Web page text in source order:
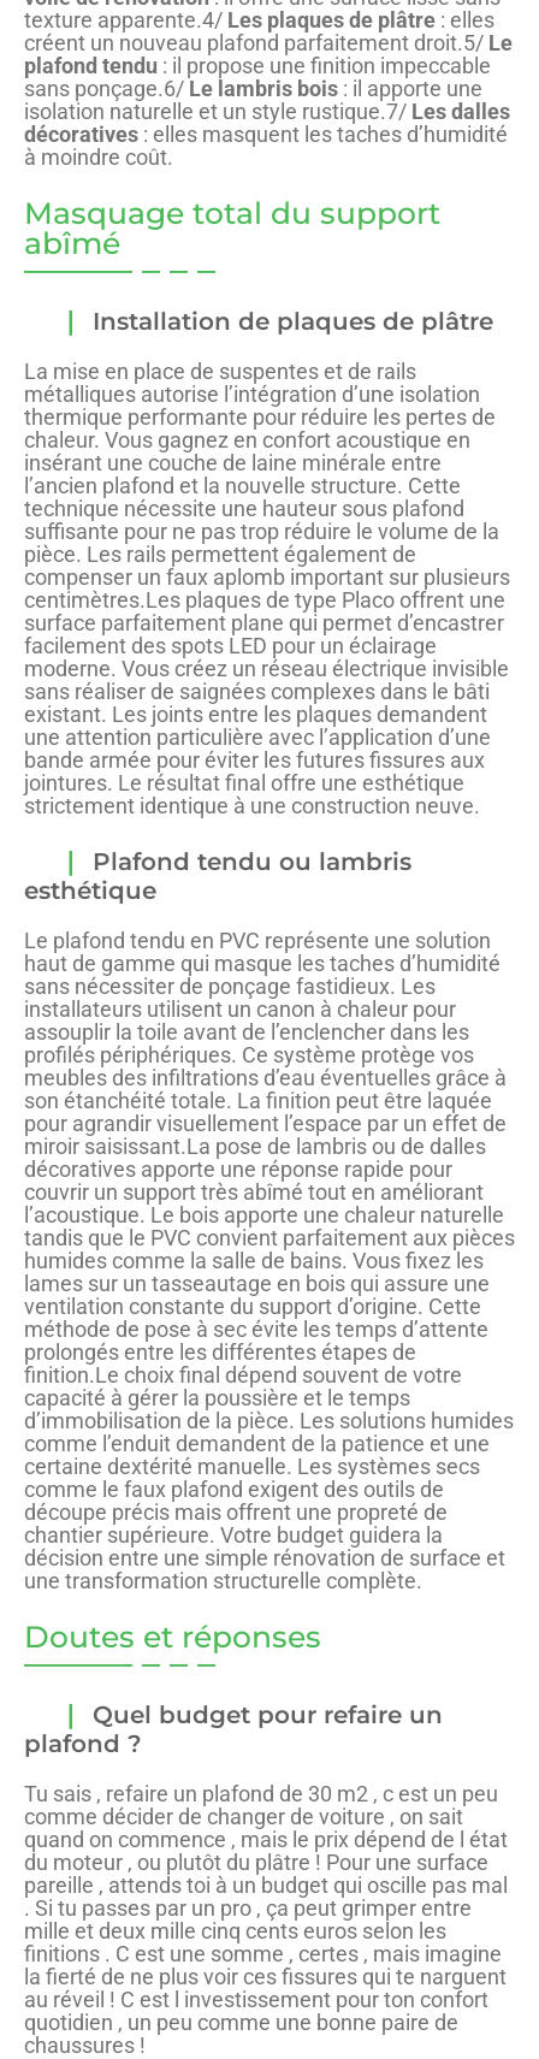
texture apparente.4/ Les plaques de plâtre : elles
créent un nouveau plafond parfaitement droit.5/ Le
plafond tendu : il propose une finition impeccable
sans ponçage.6/ Le lambris bois : il apporte une
isolation naturelle et un style rustique.7/ Les dalles
décoratives : elles masquent les taches d’humidité
à moindre coût.
Masquage total du support
abîmé
Installation de plaques de plâtre
La mise en place de suspentes et de rails
métalliques autorise l’intégration d’une isolation
thermique performante pour réduire les pertes de
chaleur. Vous gagnez en confort acoustique en
insérant une couche de laine minérale entre
l’ancien plafond et la nouvelle structure. Cette
technique nécessite une hauteur sous plafond
suffisante pour ne pas trop réduire le volume de la
pièce. Les rails permettent également de
compenser un faux aplomb important sur plusieurs
centimètres.Les plaques de type Placo offrent une
surface parfaitement plane qui permet d’encastrer
facilement des spots LED pour un éclairage
moderne. Vous créez un réseau électrique invisible
sans réaliser de saignées complexes dans le bâti
existant. Les joints entre les plaques demandent
une attention particulière avec l’application d’une
bande armée pour éviter les futures fissures aux
jointures. Le résultat final offre une esthétique
strictement identique à une construction neuve.
Plafond tendu ou lambris
esthétique
Le plafond tendu en PVC représente une solution
haut de gamme qui masque les taches d’humidité
sans nécessiter de ponçage fastidieux. Les
installateurs utilisent un canon à chaleur pour
assouplir la toile avant de l’enclencher dans les
profilés périphériques. Ce système protège vos
meubles des infiltrations d’eau éventuelles grâce à
son étanchéité totale. La finition peut être laquée
pour agrandir visuellement l’espace par un effet de
miroir saisissant.La pose de lambris ou de dalles
décoratives apporte une réponse rapide pour
couvrir un support très abîmé tout en améliorant
l’acoustique. Le bois apporte une chaleur naturelle
tandis que le PVC convient parfaitement aux pièces
humides comme la salle de bains. Vous fixez les
lames sur un tasseautage en bois qui assure une
ventilation constante du support d’origine. Cette
méthode de pose à sec évite les temps d’attente
prolongés entre les différentes étapes de
finition.Le choix final dépend souvent de votre
capacité à gérer la poussière et le temps
d’immobilisation de la pièce. Les solutions humides
comme l’enduit demandent de la patience et une
certaine dextérité manuelle. Les systèmes secs
comme le faux plafond exigent des outils de
découpe précis mais offrent une propreté de
chantier supérieure. Votre budget guidera la
décision entre une simple rénovation de surface et
une transformation structurelle complète.
Doutes et réponses
Quel budget pour refaire un
plafond ?
Tu sais , refaire un plafond de 30 m2 , c est un peu
comme décider de changer de voiture , on sait
quand on commence , mais le prix dépend de l état
du moteur , ou plutôt du plâtre ! Pour une surface
pareille , attends toi à un budget qui oscille pas mal
. Si tu passes par un pro , ça peut grimper entre
mille et deux mille cinq cents euros selon les
finitions . C est une somme , certes , mais imagine
la fierté de ne plus voir ces fissures qui te narguent
au réveil ! C est l investissement pour ton confort
quotidien , un peu comme une bonne paire de
chaussures !